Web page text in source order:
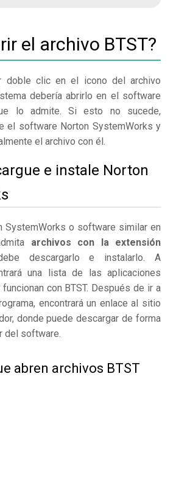
el archivo BTST?
doble clic en el icono del archivo
debería abrirlo en el software
lo admite. Si esto no sucede,
el software Norton SystemWorks y
el archivo con él.
e instale Norton
SystemWorks o software similar en
archivos con la extensión
descargarlo e instalarlo. A
una lista de las aplicaciones
con BTST. Después de ir a
encontrará un enlace al sitio
donde puede descargar de forma
del software.
abren archivos BTST